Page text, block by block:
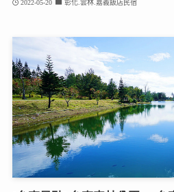
2022-05-20 彰化.雲林.嘉義飯店民宿